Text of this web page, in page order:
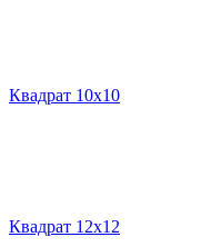
Квадрат 10х10
Квадрат 12х12